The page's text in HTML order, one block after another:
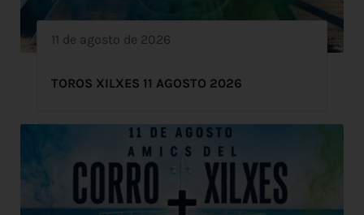
11 de agosto de 2026
TOROS XILXES 11 AGOSTO 2026